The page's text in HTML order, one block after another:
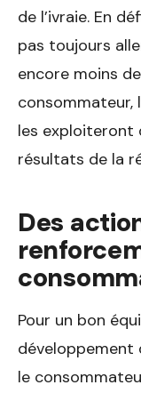
de l’ivraie. En
pas toujours
encore moins
les exploiteront
résultats de la
Des
Pour un bon
développement
le